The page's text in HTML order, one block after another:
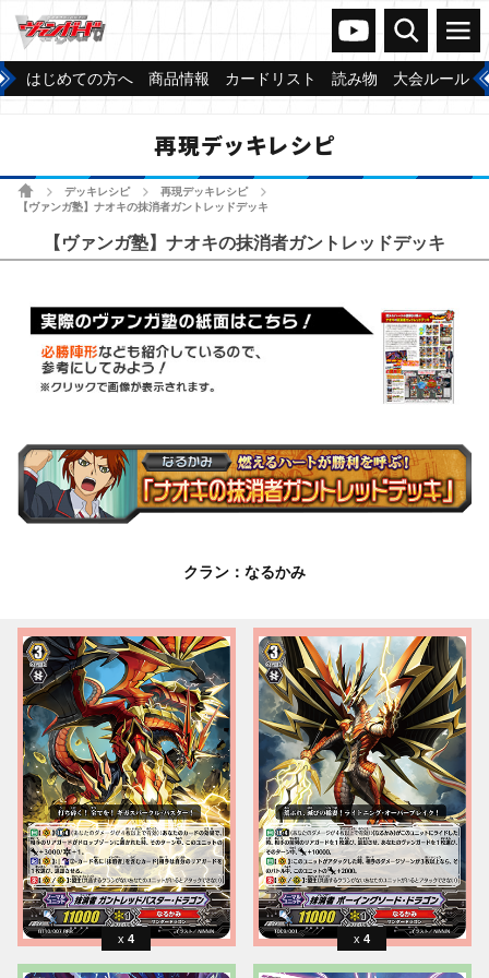
ヴァンガードch
検索 メニュー
はじめての方へ 商品情報 カードリスト 読み物 大会ルール
再現デッキレシピ
ホームデッキレシピ 再現デッキレシピ
【ヴァンガ塾】ナオキの抹消者ガントレッドデッキ
【ヴァンガ塾】ナオキの抹消者ガントレッドデッキ
クラン：なるかみ
4 4